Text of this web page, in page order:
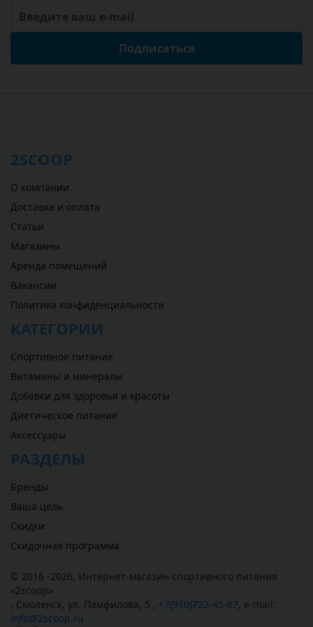
Подписаться
2SCOOP
О компании
Доставка и оплата
Статьи
Магазины
Аренда помещений
Вакансии
Политика конфиденциальности
КАТЕГОРИИ
Спортивное питание
Витамины и минералы
Добавки для здоровья и красоты
Диетическое питание
Аксессуары
РАЗДЕЛЫ
Бренды
Ваша цель
Скидки
Скидочная программа
© 2016 -2026, Интернет-магазин спортивного питания
«2scoop»
, Смоленск, ул. Памфилова, 5 , +7(910)722-45-67, e-mail:
info@2scoop.ru